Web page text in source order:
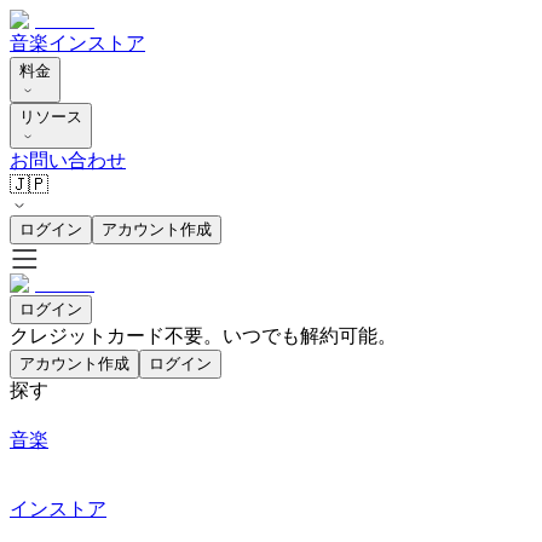
音楽インストア
料金
リソース
お問い合わせ
🇯🇵
ログイン アカウント作成
ログイン
クレジットカード不要。いつでも解約可能。
アカウント作成 ログイン
探す
音楽
インストア